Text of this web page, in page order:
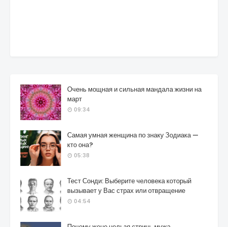
Очень мощная и сильная мандала жизни на
март
09:34
Самая умная женщина по знаку Зодиака —
кто она?
05:38
Тест Сонди: Выберите человека который
вызывает у Вас страх или отвращение
04:54